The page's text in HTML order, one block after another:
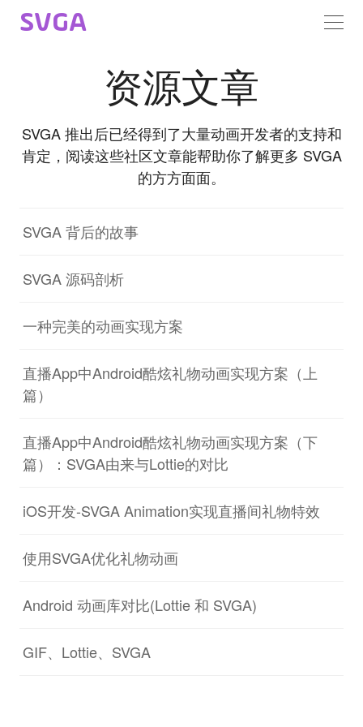
SVGA
资源文章
SVGA 推出后已经得到了大量动画开发者的支持和
肯定，阅读这些社区文章能帮助你了解更多 SVGA
的方方面面。
SVGA 背后的故事
SVGA 源码剖析
一种完美的动画实现方案
直播App中Android酷炫礼物动画实现方案（上
篇）
直播App中Android酷炫礼物动画实现方案（下
篇）：SVGA由来与Lottie的对比
iOS开发-SVGA Animation实现直播间礼物特效
使用SVGA优化礼物动画
Android 动画库对比(Lottie 和 SVGA)
GIF、Lottie、SVGA